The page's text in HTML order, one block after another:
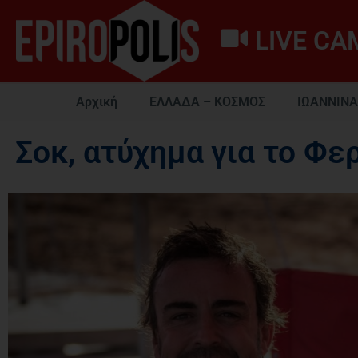
LIVE
Αρχική ΕΛΛΑΔΑ – ΚΟΣΜΟΣ ΙΩΑΝΝΙΝΑ
Σοκ, ατύχημα για το